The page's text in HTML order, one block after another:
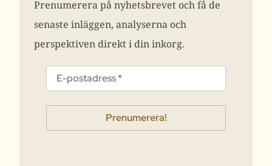
Prenumerera på nyhetsbrevet och få de
senaste inläggen, analyserna och
perspektiven direkt i din inkorg.